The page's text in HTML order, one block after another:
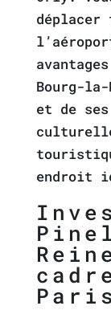
Bourg-
et de
endroit
Paris